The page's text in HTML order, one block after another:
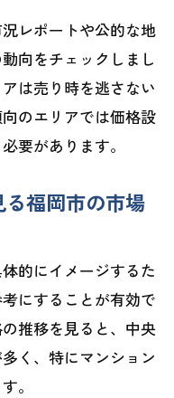
レポートや公的な地
向をチェックしまし
は売り時を逃さない
のエリアでは価格設
要があります。
福岡市の市場
的にイメージするた
にすることが有効で
推移を見ると、中央
く、特にマンション
。